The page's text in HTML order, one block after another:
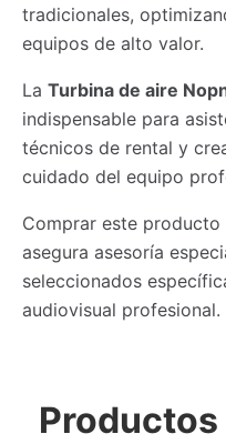
tradicionales,
equipos de alto valor.
La Turbina de aire
indispensable para
técnicos de rental y
cuidado del equipo
Comprar este producto
asegura asesoría
seleccionados
audiovisual profesional.